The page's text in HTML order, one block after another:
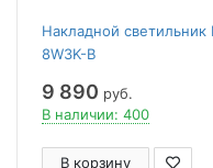
Накладной
8W3K-B
9 890 руб.
В наличии: 400
В корзину